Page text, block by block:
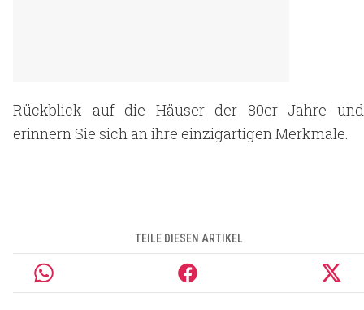
Rückblick auf die Häuser der 80er Jahre und
erinnern Sie sich an ihre einzigartigen Merkmale.
TEILE DIESEN ARTIKEL